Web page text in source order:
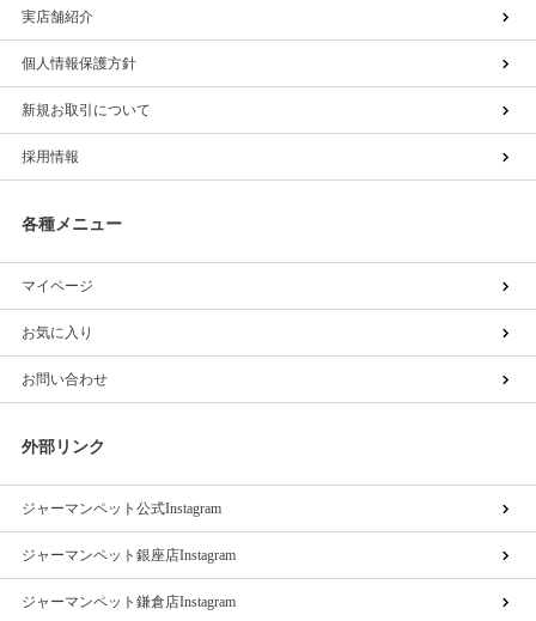
実店舗紹介
個人情報保護方針
新規お取引について
採用情報
各種メニュー
マイページ
お気に入り
お問い合わせ
外部リンク
ジャーマンペット公式Instagram
ジャーマンペット銀座店Instagram
ジャーマンペット鎌倉店Instagram